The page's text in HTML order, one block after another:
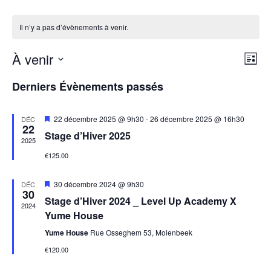
Il n’y a pas d’évènements à venir.
de
Liste
À venir
une
Derniers Évènements passés
DÉC
22
2025
Mis
avant
22 décembre 2025 @ 9h30 -26 décembre 2025 @ 16h30
Stage d’Hiver 2025
€125.00
DÉC
30
2024
Mis
avant
30 décembre 2024 @ 9h30
Stage d’Hiver 2024 _ Level Up Academy X
Yume House
Yume House Rue Osseghem 53, Molenbeek
€120.00